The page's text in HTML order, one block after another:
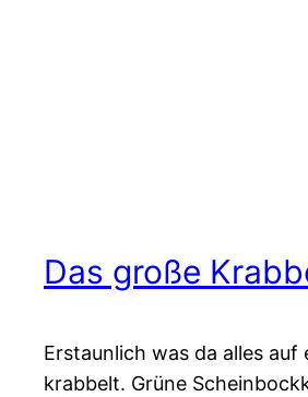
Das große
Erstaunlich was da alles auf
krabbelt. Grüne